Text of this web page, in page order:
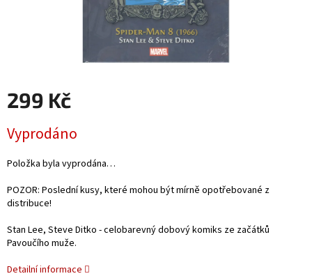
299 Kč
cena:
Vyprodáno
Položka byla vyprodána…
POZOR: Poslední kusy, které mohou být mírně opotřebované z
distribuce!
Stan Lee, Steve Ditko - celobarevný dobový komiks ze začátků
Pavoučího muže.
Detailní informace